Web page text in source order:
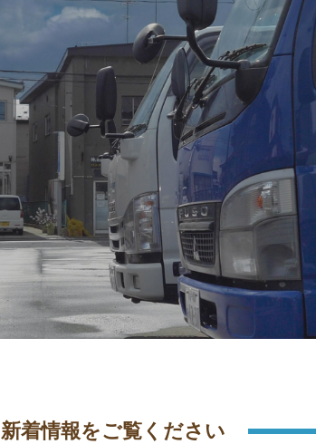
新着情報をご覧ください